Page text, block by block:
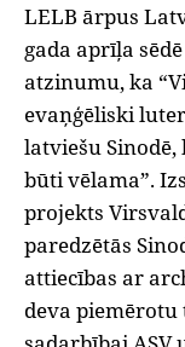
‌LELB ārpus
gada aprīļa
atzinumu, ka
evaņģēliski
latviešu
būti vēlama”.
projekts
paredzētās
attiecības ar
deva